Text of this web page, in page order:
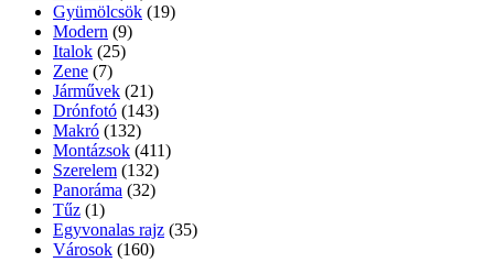
Gyümölcsök (19)
Modern (9)
Italok (25)
Zene (7)
Járművek (21)
Drónfotó (143)
Makró (132)
Montázsok (411)
Szerelem (132)
Panoráma (32)
Tűz (1)
Egyvonalas rajz (35)
Városok (160)